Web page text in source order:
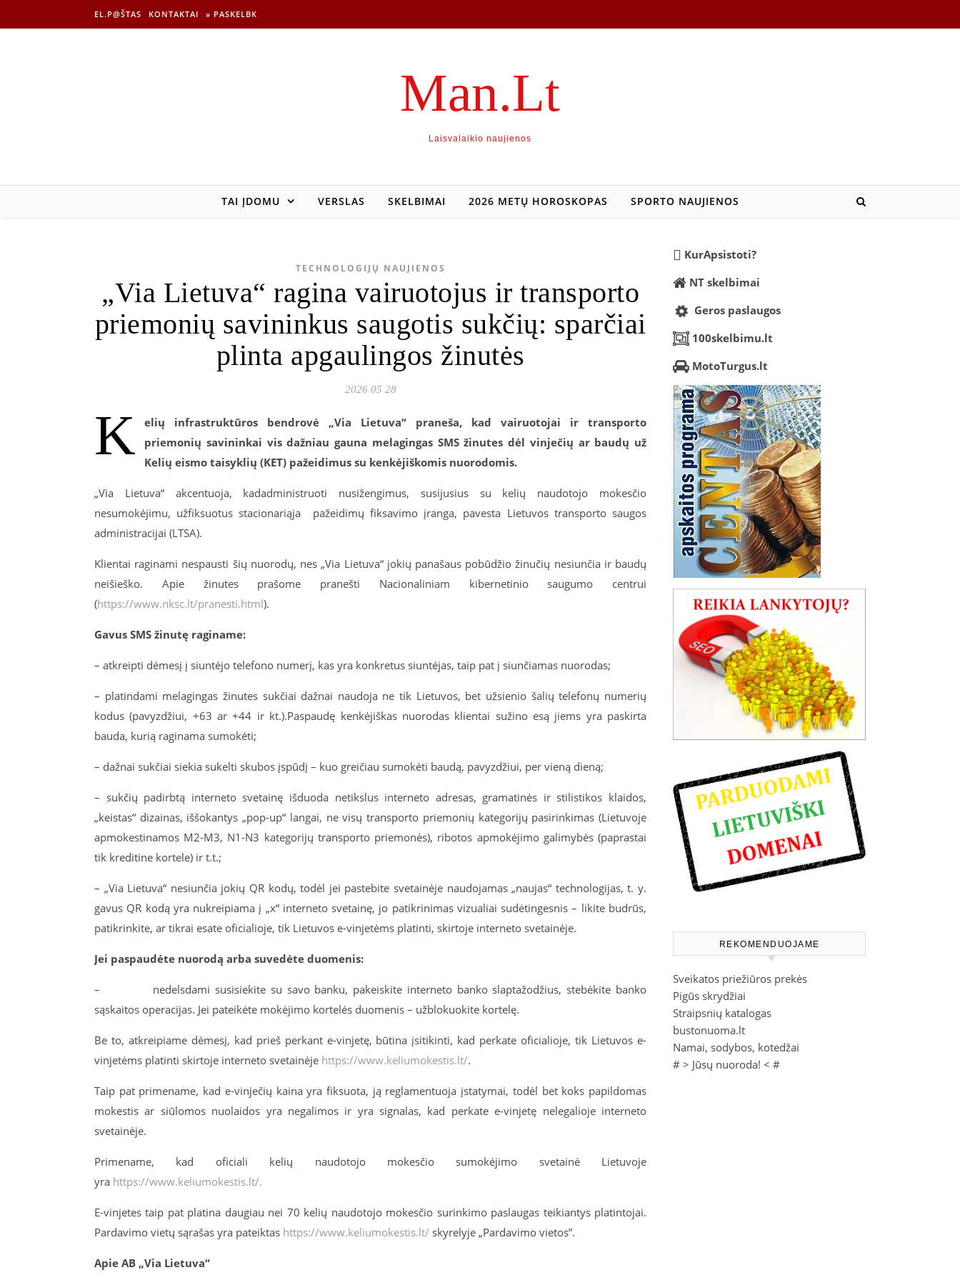
EL.P@ŠTAS KONTAKTAI » PASKELBK
Man.Lt
Laisvalaikio naujienos
TAI ĮDOMU VERSLAS SKELBIMAI 2026 METŲ HOROSKOPAS SPORTO NAUJIENOS
TECHNOLOGIJŲ NAUJIENOS
„Via Lietuva“ ragina vairuotojus ir transporto
priemonių savininkus saugotis sukčių: sparčiai
plinta apgaulingos žinutės
2026 05 28
K
elių infrastruktūros bendrovė „Via Lietuva“ praneša, kad vairuotojai ir transporto
priemonių savininkai vis dažniau gauna melagingas SMS žinutes dėl vinječių ar baudų už
Kelių eismo taisyklių (KET) pažeidimus su kenkėjiškomis nuorodomis.
„Via Lietuva“ akcentuoja, kadadministruoti nusižengimus, susijusius su kelių naudotojo mokesčio
nesumokėjimu, užfiksuotus stacionariąja pažeidimų fiksavimo įranga, pavesta Lietuvos transporto saugos
administracijai (LTSA).
Klientai raginami nespausti šių nuorodų, nes „Via Lietuva“ jokių panašaus pobūdžio žinučių nesiunčia ir baudų
neišieško. Apie žinutes prašome pranešti Nacionaliniam kibernetinio saugumo centrui
(https://www.nksc.lt/pranesti.html).
Gavus SMS žinutę raginame:
– atkreipti dėmesį į siuntėjo telefono numerį, kas yra konkretus siuntėjas, taip pat į siunčiamas nuorodas;
– platindami melagingas žinutes sukčiai dažnai naudoja ne tik Lietuvos, bet užsienio šalių telefonų numerių
kodus (pavyzdžiui, +63 ar +44 ir kt.).Paspaudę kenkėjiškas nuorodas klientai sužino esą jiems yra paskirta
bauda, kurią raginama sumokėti;
– dažnai sukčiai siekia sukelti skubos įspūdį – kuo greičiau sumokėti baudą, pavyzdžiui, per vieną dieną;
– sukčių padirbtą interneto svetainę išduoda netikslus interneto adresas, gramatinės ir stilistikos klaidos,
„keistas“ dizainas, iššokantys „pop-up“ langai, ne visų transporto priemonių kategorijų pasirinkimas (Lietuvoje
apmokestinamos M2-M3, N1-N3 kategorijų transporto priemonės), ribotos apmokėjimo galimybės (paprastai
tik kreditine kortele) ir t.t.;
– „Via Lietuva“ nesiunčia jokių QR kodų, todėl jei pastebite svetainėje naudojamas „naujas“ technologijas, t. y.
gavus QR kodą yra nukreipiama į „x“ interneto svetainę, jo patikrinimas vizualiai sudėtingesnis – likite budrūs,
patikrinkite, ar tikrai esate oficialioje, tik Lietuvos e-vinjetėms platinti, skirtoje interneto svetainėje.
Jei paspaudėte nuorodą arba suvedėte duomenis:
–
nedelsdami susisiekite su savo banku, pakeiskite interneto banko slaptažodžius, stebėkite banko
sąskaitos operacijas. Jei pateikėte mokėjimo kortelės duomenis – užblokuokite kortelę.
Be to, atkreipiame dėmesį, kad prieš perkant e-vinjetę, būtina įsitikinti, kad perkate oficialioje, tik Lietuvos e-
vinjetėms platinti skirtoje interneto svetainėje https://www.keliumokestis.lt/.
Taip pat primename, kad e-vinječių kaina yra fiksuota, ją reglamentuoja įstatymai, todėl bet koks papildomas
mokestis ar siūlomos nuolaidos yra negalimos ir yra signalas, kad perkate e-vinjetę nelegalioje interneto
svetainėje.
Primename, kad oficiali kelių naudotojo mokesčio sumokėjimo svetainė Lietuvoje
yra https://www.keliumokestis.lt/.
E-vinjetes taip pat platina daugiau nei 70 kelių naudotojo mokesčio surinkimo paslaugas teikiantys platintojai.
Pardavimo vietų sąrašas yra pateiktas https://www.keliumokestis.lt/ skyrelyje „Pardavimo vietos”.
Apie AB „Via Lietuva“
KurApsistoti?
NT skelbimai
Geros paslaugos
100skelbimu.lt
MotoTurgus.lt
REKOMENDUOJAME
Sveikatos priežiūros prekės
Pigūs skrydžiai
Straipsnių katalogas
bustonuoma.lt
Namai, sodybos, kotedžai
# > Jūsų nuoroda! < #